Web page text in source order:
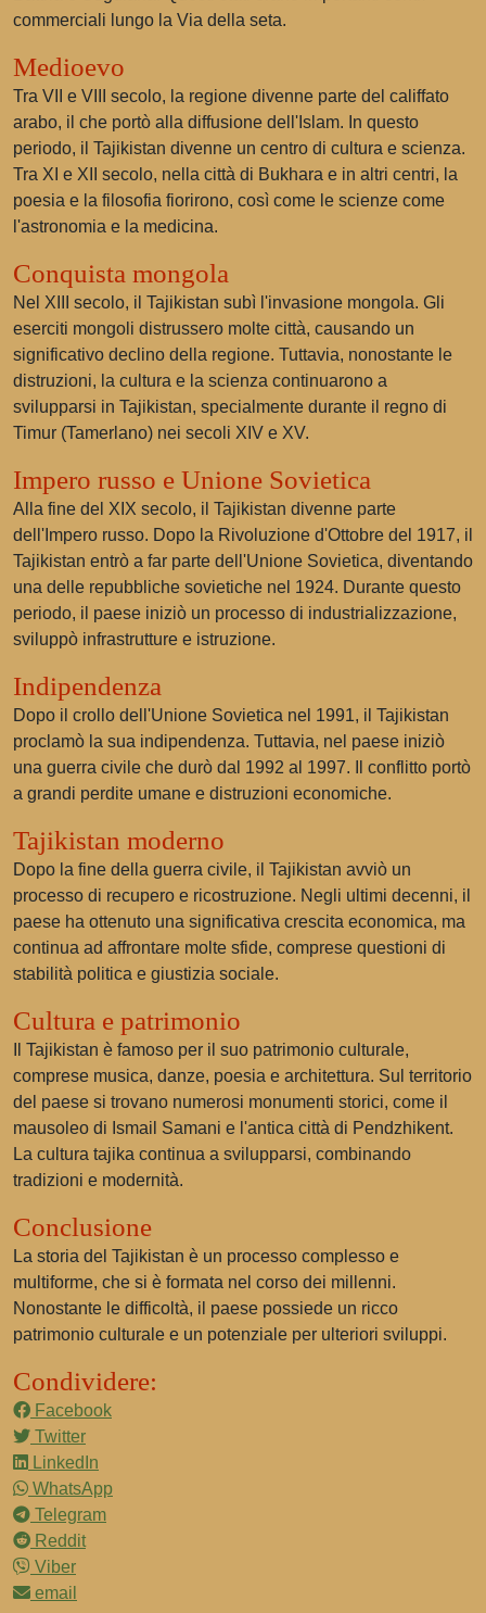
commerciali lungo la Via della seta.
Medioevo
Tra VII e VIII secolo, la regione divenne parte del califfato
arabo, il che portò alla diffusione dell'Islam. In questo
periodo, il Tajikistan divenne un centro di cultura e scienza.
Tra XI e XII secolo, nella città di Bukhara e in altri centri, la
poesia e la filosofia fiorirono, così come le scienze come
l'astronomia e la medicina.
Conquista mongola
Nel XIII secolo, il Tajikistan subì l'invasione mongola. Gli
eserciti mongoli distrussero molte città, causando un
significativo declino della regione. Tuttavia, nonostante le
distruzioni, la cultura e la scienza continuarono a
svilupparsi in Tajikistan, specialmente durante il regno di
Timur (Tamerlano) nei secoli XIV e XV.
Impero russo e Unione Sovietica
Alla fine del XIX secolo, il Tajikistan divenne parte
dell'Impero russo. Dopo la Rivoluzione d'Ottobre del 1917, il
Tajikistan entrò a far parte dell'Unione Sovietica, diventando
una delle repubbliche sovietiche nel 1924. Durante questo
periodo, il paese iniziò un processo di industrializzazione,
sviluppò infrastrutture e istruzione.
Indipendenza
Dopo il crollo dell'Unione Sovietica nel 1991, il Tajikistan
proclamò la sua indipendenza. Tuttavia, nel paese iniziò
una guerra civile che durò dal 1992 al 1997. Il conflitto portò
a grandi perdite umane e distruzioni economiche.
Tajikistan moderno
Dopo la fine della guerra civile, il Tajikistan avviò un
processo di recupero e ricostruzione. Negli ultimi decenni, il
paese ha ottenuto una significativa crescita economica, ma
continua ad affrontare molte sfide, comprese questioni di
stabilità politica e giustizia sociale.
Cultura e patrimonio
Il Tajikistan è famoso per il suo patrimonio culturale,
comprese musica, danze, poesia e architettura. Sul territorio
del paese si trovano numerosi monumenti storici, come il
mausoleo di Ismail Samani e l'antica città di Pendzhikent.
La cultura tajika continua a svilupparsi, combinando
tradizioni e modernità.
Conclusione
La storia del Tajikistan è un processo complesso e
multiforme, che si è formata nel corso dei millenni.
Nonostante le difficoltà, il paese possiede un ricco
patrimonio culturale e un potenziale per ulteriori sviluppi.
Condividere:
Facebook
Twitter
LinkedIn
WhatsApp
Telegram
Reddit
Viber
email